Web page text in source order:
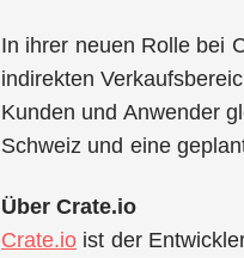
In ihrer neuen Rolle bei
indirekten
Kunden und Anwender
Schweiz und eine
Über Crate.io
Crate.io ist der